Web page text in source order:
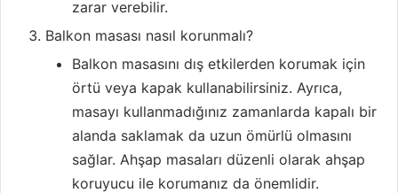
zarar verebilir.
Balkon masası nasıl korunmalı?
Balkon masasını dış etkilerden korumak için
örtü veya kapak kullanabilirsiniz. Ayrıca,
masayı kullanmadığınız zamanlarda kapalı bir
alanda saklamak da uzun ömürlü olmasını
sağlar. Ahşap masaları düzenli olarak ahşap
koruyucu ile korumanız da önemlidir.